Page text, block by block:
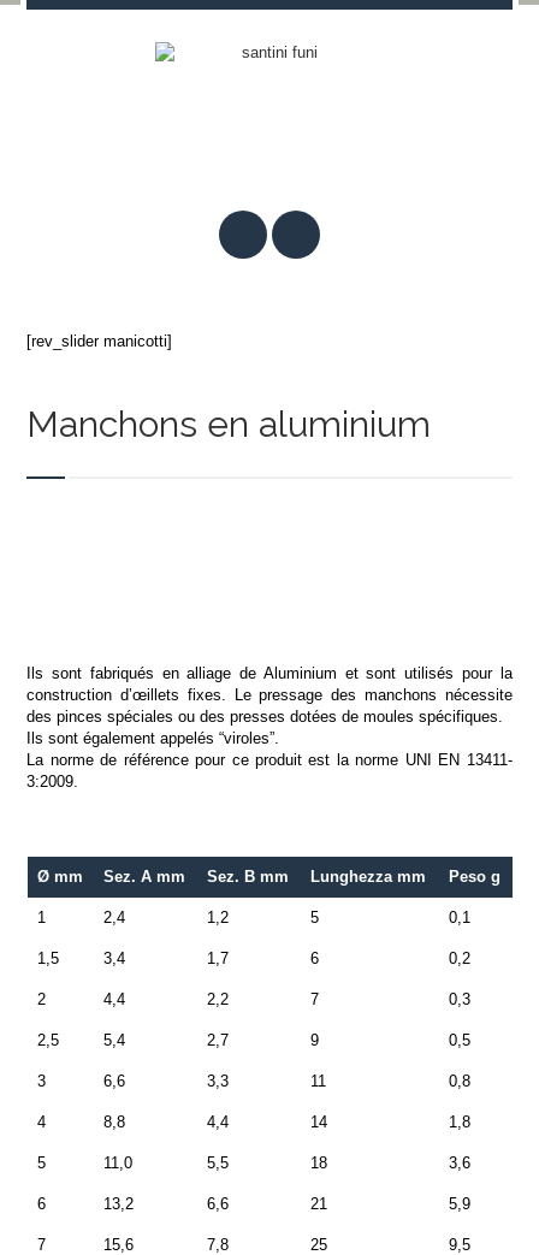
[rev_slider manicotti]
Manchons en aluminium
Ils sont fabriqués en alliage de Aluminium et sont utilisés pour la
construction d’œillets fixes. Le pressage des manchons nécessite
des pinces spéciales ou des presses dotées de moules spécifiques.
Ils sont également appelés “viroles”.
La norme de référence pour ce produit est la norme UNI EN 13411-
3:2009.
Ø mm Sez. A mm Sez. B mm Lunghezza mm Peso g
1 2,4 1,2 5 0,1
1,5 3,4 1,7 6 0,2
2 4,4 2,2 7 0,3
2,5 5,4 2,7 9 0,5
3 6,6 3,3 11 0,8
4 8,8 4,4 14 1,8
5 11,0 5,5 18 3,6
6 13,2 6,6 21 5,9
7 15,6 7,8 25 9,5